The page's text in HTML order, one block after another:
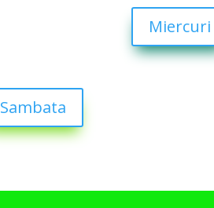
Miercuri
Sambata